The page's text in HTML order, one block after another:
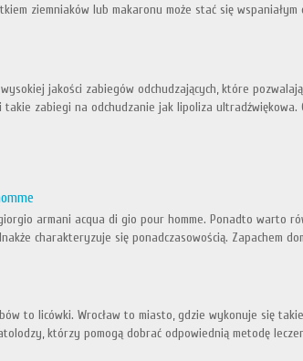
ziemniaków lub makaronu może stać się wspaniałym
jakości zabiegów odchudzających, które
zabiegi na odchudzanie jak lipoliza ultradźwiękowa.
armani acqua di gio pour homme. Ponadto warto
charakteryzuje się ponadczasowością. Zapachem
to licówki. Wrocław to miasto, gdzie wykonuje się
którzy pomogą dobrać odpowiednią metodę